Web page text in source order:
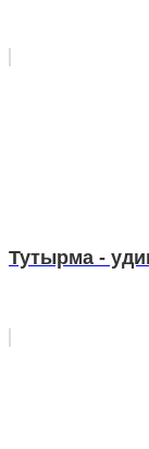
Тутырма -